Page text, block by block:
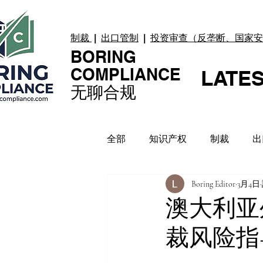
制裁 | 出口管制 | 投资审查（反垄断、国家
BORING
COMPLIANCE
无聊合规
全部 知识产权 制裁
贸易纠纷 上市合规
合规指引 案例 Case
澳大利
裁风险
Boring Editor3月4日